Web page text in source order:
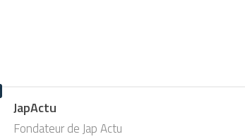
JapActu
Fondateur de Jap Actu